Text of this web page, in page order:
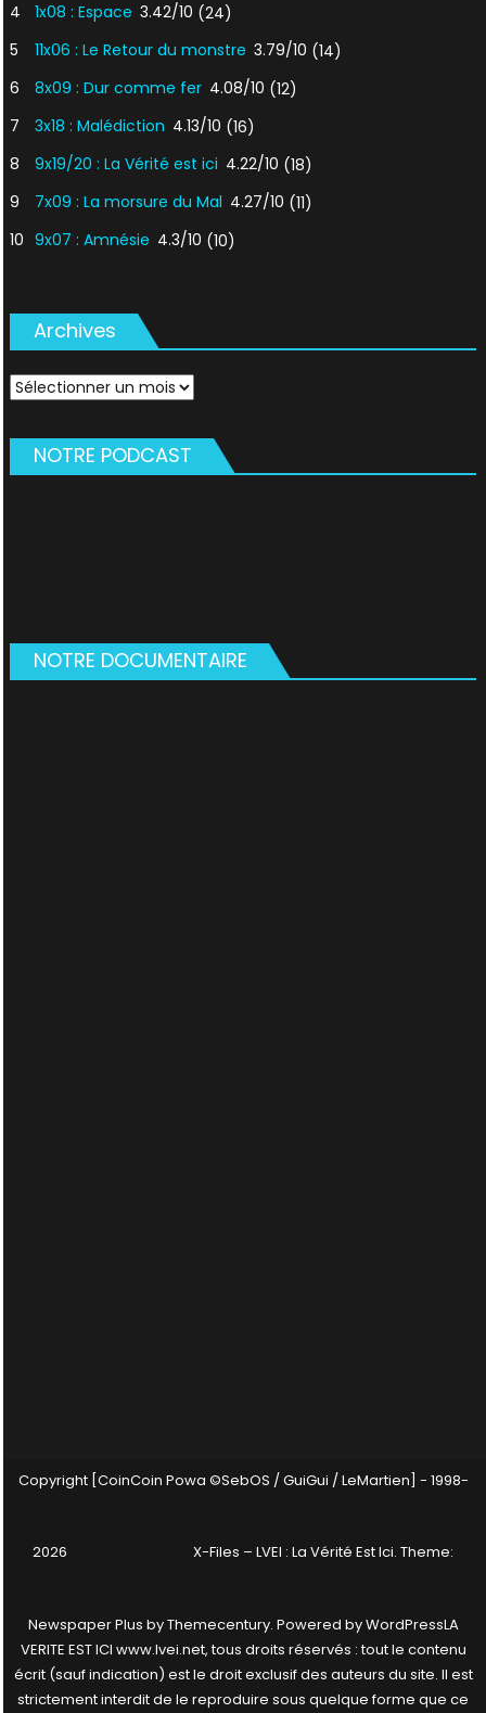
4
1x08 : Espace 3.42/10 (24)
5
11x06 : Le Retour du monstre 3.79/10 (14)
6
8x09 : Dur comme fer 4.08/10 (12)
7
3x18 : Malédiction 4.13/10 (16)
8
9x19/20 : La Vérité est ici 4.22/10 (18)
9
7x09 : La morsure du Mal 4.27/10 (11)
10 9x07 : Amnésie 4.3/10 (10)
Archives
Archives
NOTRE PODCAST
NOTRE DOCUMENTAIRE
Copyright [CoinCoin Powa ©SebOS / GuiGui / LeMartien] - 1998-
2026 X-Files – LVEI : La Vérité Est Ici. Theme:
Newspaper Plus byThemecentury. Powered byWordPressLA
VERITE EST ICI www.lvei.net, tous droits réservés : tout le contenu
écrit (sauf indication) est le droit exclusif des auteurs du site. Il est
strictement interdit de le reproduire sous quelque forme que ce